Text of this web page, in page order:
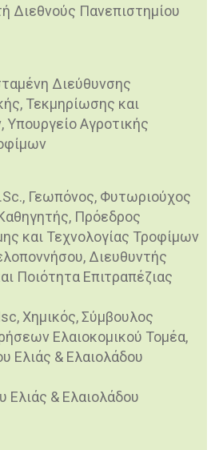
Διεθνούς Πανεπιστημίου
Διεύθυνσης
Τεκμηρίωσης και
Αγροτικής
Γεωπόνος, Φυτωριούχος
Πρόεδρος
και Τεχνολογίας Τροφίμων
Διευθυντής
Ποιότητα Επιτραπέζιας
Χημικός, Σύμβουλος
Ελαιοκομικού Τομέα,
Ελιάς & Ελαιολάδου
Ελιάς & Ελαιολάδου